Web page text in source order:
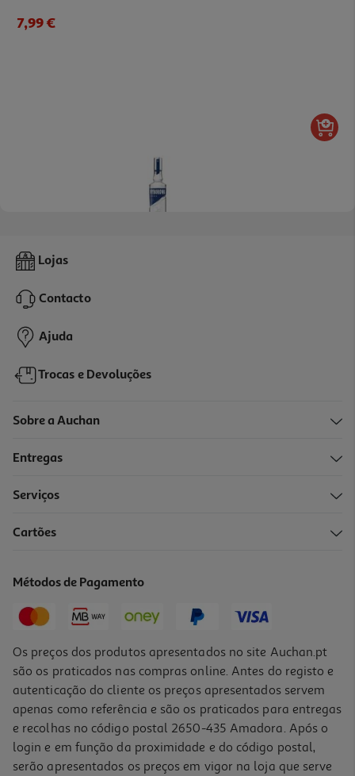
7,99 €
Vodka Wyborowa 0.70l
12,99 €
-10%
Price reduced from
13,12 €to
Promoção
-12%
Lojas
Contacto
Ajuda
Trocas e Devoluções
Sobre a Auchan
Entregas
Serviços
Cartões
Métodos de Pagamento
Os preços dos produtos apresentados no site Auchan.pt
são os praticados nas compras online. Antes do registo e
autenticação do cliente os preços apresentados servem
apenas como referência e são os praticados para entregas
e recolhas no código postal 2650-435 Amadora. Após o
login e em função da proximidade e do código postal,
serão apresentados os preços em vigor na loja que serve